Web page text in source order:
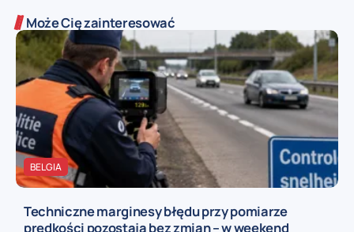
Może Cię zainteresować
BELGIA
Techniczne marginesy błędu przy pomiarze
prędkości pozostają bez zmian – w weekend